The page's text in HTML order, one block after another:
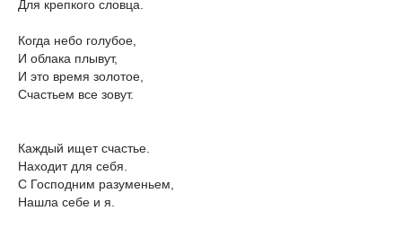
Для крепкого словца.
Когда небо голубое,
И облака плывут,
И это время золотое,
Счастьем все зовут.
Каждый ищет счастье.
Находит для себя.
С Господним разуменьем,
Нашла себе и я.